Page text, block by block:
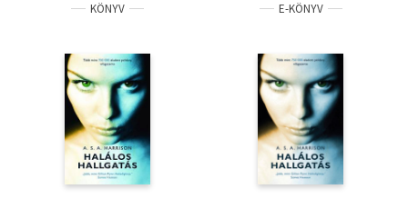
Tankönyv, segédkönyv
Társadalomtudomány
Természettudomány
Történelem
KÖNYV E-KÖNYV